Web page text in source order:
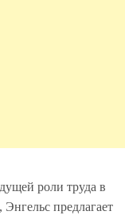
роли труда в
предлагает